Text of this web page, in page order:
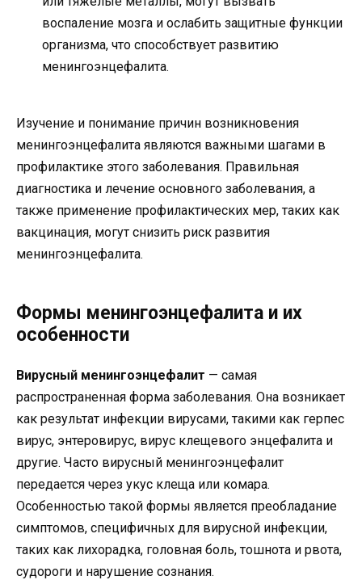
воспаление мозга и ослабить защитные функции
организма, что способствует развитию
менингоэнцефалита.
Изучение и понимание причин возникновения
менингоэнцефалита являются важными шагами в
профилактике этого заболевания. Правильная
диагностика и лечение основного заболевания, а
также применение профилактических мер, таких как
вакцинация, могут снизить риск развития
менингоэнцефалита.
Формы менингоэнцефалита и их
особенности
Вирусный менингоэнцефалит — самая
распространенная форма заболевания. Она возникает
как результат инфекции вирусами, такими как герпес
вирус, энтеровирус, вирус клещевого энцефалита и
другие. Часто вирусный менингоэнцефалит
передается через укус клеща или комара.
Особенностью такой формы является преобладание
симптомов, специфичных для вирусной инфекции,
таких как лихорадка, головная боль, тошнота и рвота,
судороги и нарушение сознания.